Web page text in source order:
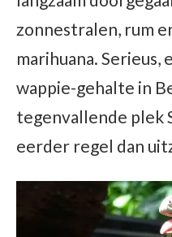
zonnestralen, rum
marihuana. Serieus,
wappie-gehalte in
tegenvallende plek
eerder regel dan